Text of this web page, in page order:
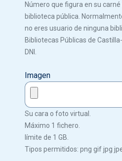
Número que figura en su
biblioteca pública.
no eres usuario de ninguna
Bibliotecas Públicas de
DNI.
Imagen
Su cara o foto virtual.
Máximo 1 fichero.
límite de 1 GB.
Tipos permitidos: png gif jpg